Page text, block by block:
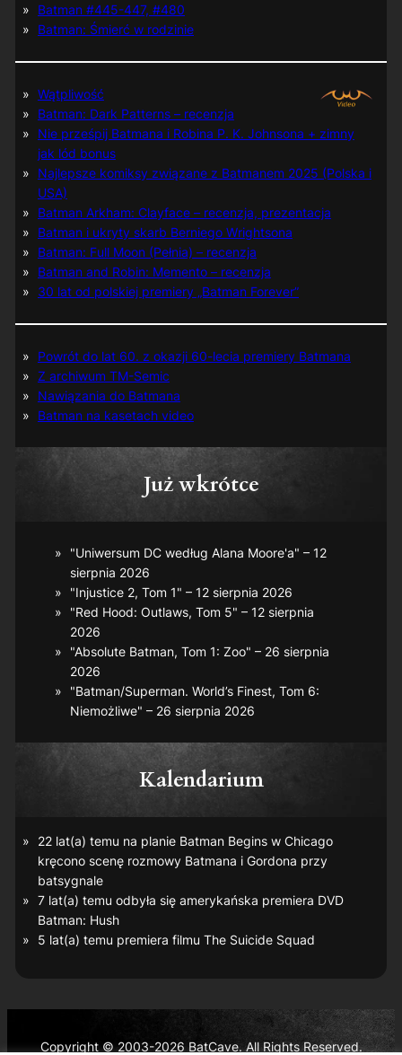
Batman #445-447, #480
Batman: Śmierć w rodzinie
Wątpliwość
Batman: Dark Patterns – recenzja
Nie prześpij Batmana i Robina P. K. Johnsona + zimny
jak lód bonus
Najlepsze komiksy związane z Batmanem 2025 (Polska i
USA)
Batman Arkham: Clayface – recenzja, prezentacja
Batman i ukryty skarb Berniego Wrightsona
Batman: Full Moon (Pełnia) – recenzja
Batman and Robin: Memento – recenzja
30 lat od polskiej premiery „Batman Forever”
Powrót do lat 60. z okazji 60-lecia premiery Batmana
Z archiwum TM-Semic
Nawiązania do Batmana
Batman na kasetach video
Już wkrótce
"Uniwersum DC według Alana Moore'a" – 12
sierpnia 2026
"Injustice 2, Tom 1" – 12 sierpnia 2026
"Red Hood: Outlaws, Tom 5" – 12 sierpnia
2026
"Absolute Batman, Tom 1: Zoo" – 26 sierpnia
2026
"Batman/Superman. World’s Finest, Tom 6:
Niemożliwe" – 26 sierpnia 2026
Kalendarium
22 lat(a) temu na planie Batman Beginsw Chicago
kręcono scenę rozmowy Batmana i Gordona przy
batsygnale
7 lat(a) temu odbyła się amerykańska premiera DVD
Batman: Hush
5 lat(a) temu premiera filmu The Suicide Squad
Copyright © 2003-2026 BatCave. All Rights Reserved.